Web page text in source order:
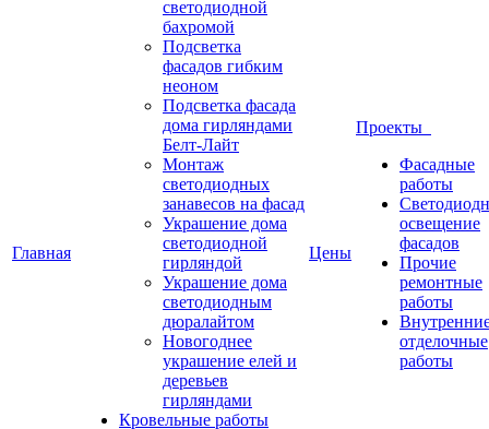
Главная
светодиодной
бахромой
Подсветка
фасадов гибким
неоном
Подсветка фасада
дома гирляндами
Белт-Лайт
Монтаж
светодиодных
занавесов на фасад
Украшение дома
светодиодной
гирляндой
Украшение дома
светодиодным
дюралайтом
Новогоднее
украшение елей и
деревьев
гирляндами
Кровельные работы
Цены
Проекты
Фасадные
работы
освещение
фасадов
Прочие
ремонтные
работы
отделочные
работы